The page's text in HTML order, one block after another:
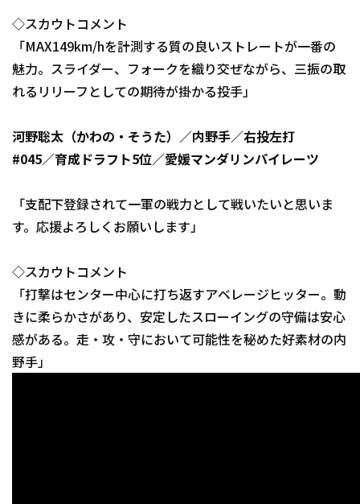
◇スカウトコメント
「MAX149km/hを計測する質の良いストレートが一番の
魅力。スライダー、フォークを織り交ぜながら、三振の取
れるリリーフとしての期待が掛かる投手」
河野聡太（かわの・そうた）／内野手／右投左打
#045／育成ドラフト5位／愛媛マンダリンパイレーツ
「支配下登録されて一軍の戦力として戦いたいと思いま
す。応援よろしくお願いします」
◇スカウトコメント
「打撃はセンター中心に打ち返すアベレージヒッター。動
きに柔らかさがあり、安定したスローイングの守備は安心
感がある。走・攻・守において可能性を秘めた好素材の内
野手」